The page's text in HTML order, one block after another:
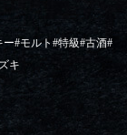
#モルト#特級#古酒#
キ